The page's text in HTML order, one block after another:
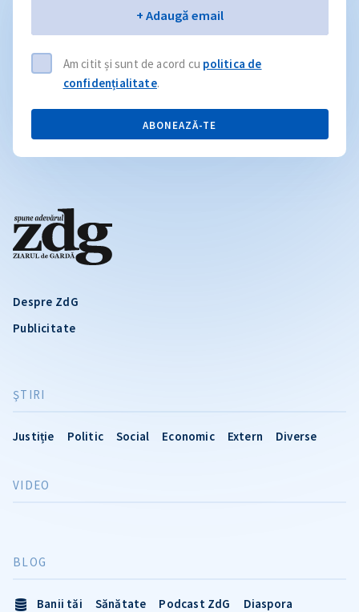
Despre ZdG
Publicitate
ŞTIRI
Justiție Politic Social Economic Extern Diverse
VIDEO
BLOG
Banii tăi Sănătate Podcast ZdG
Diaspora
+ Adaugă email
Am citit și sunt de acord cu politica de
confidențialitate.
ABONEAZĂ-TE